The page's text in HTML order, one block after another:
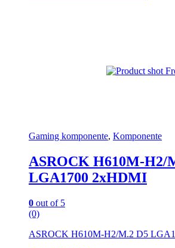
Gaming komponente, Komponente
ASROCK H610M-H2/
LGA1700 2xHDMI
0 out of 5
(0)
ASROCK H610M-H2/M.2 D5